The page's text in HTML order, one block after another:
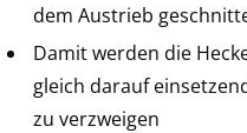
dem Austrieb
Damit werden die
gleich darauf
zu verzweigen